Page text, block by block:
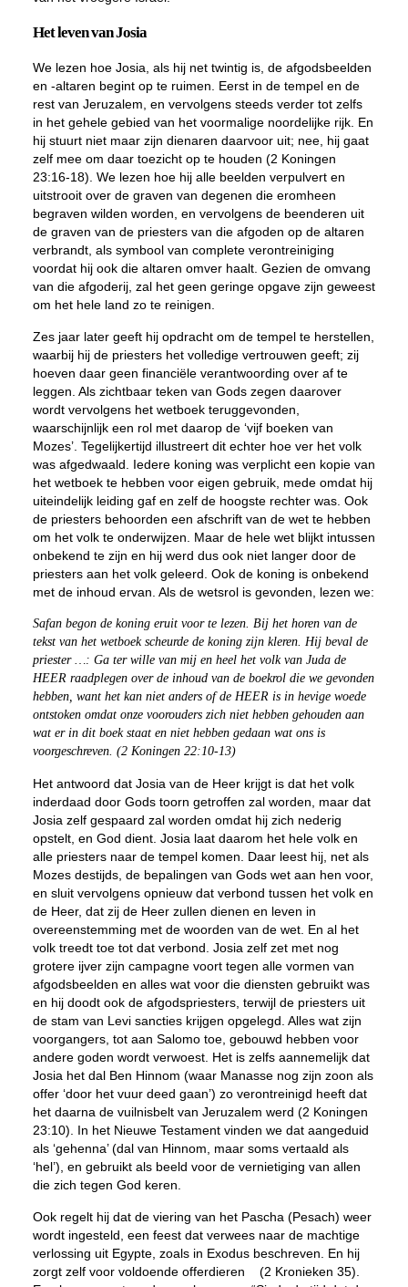
Het leven van Josia
We lezen hoe Josia, als hij net twintig is, de afgodsbeelden
en -altaren begint op te ruimen. Eerst in de tempel en de
rest van Jeruzalem, en vervolgens steeds verder tot zelfs
in het gehele gebied van het voormalige noordelijke rijk. En
hij stuurt niet maar zijn dienaren daarvoor uit; nee, hij gaat
zelf mee om daar toezicht op te houden (2 Koningen
23:16-18). We lezen hoe hij alle beelden verpulvert en
uitstrooit over de graven van degenen die eromheen
begraven wilden worden, en vervolgens de beenderen uit
de graven van de priesters van die afgoden op de altaren
verbrandt, als symbool van complete verontreiniging
voordat hij ook die altaren omver haalt. Gezien de omvang
van die afgoderij, zal het geen geringe opgave zijn geweest
om het hele land zo te reinigen.
Zes jaar later geeft hij opdracht om de tempel te herstellen,
waarbij hij de priesters het volledige vertrouwen geeft; zij
hoeven daar geen financiële verantwoording over af te
leggen. Als zichtbaar teken van Gods zegen daarover
wordt vervolgens het wetboek teruggevonden,
waarschijnlijk een rol met daarop de ‘vijf boeken van
Mozes’. Tegelijkertijd illustreert dit echter hoe ver het volk
was afgedwaald. Iedere koning was verplicht een kopie van
het wetboek te hebben voor eigen gebruik, mede omdat hij
uiteindelijk leiding gaf en zelf de hoogste rechter was. Ook
de priesters behoorden een afschrift van de wet te hebben
om het volk te onderwijzen. Maar de hele wet blijkt intussen
onbekend te zijn en hij werd dus ook niet langer door de
priesters aan het volk geleerd. Ook de koning is onbekend
met de inhoud ervan. Als de wetsrol is gevonden, lezen we:
Safan begon de koning eruit voor te lezen. Bij het horen van de
tekst van het wetboek scheurde de koning zijn kleren. Hij beval de
priester …: Ga ter wille van mij en heel het volk van Juda de
HEER raadplegen over de inhoud van de boekrol die we gevonden
hebben, want het kan niet anders of de HEER is in hevige woede
ontstoken omdat onze voorouders zich niet hebben gehouden aan
wat er in dit boek staat en niet hebben gedaan wat ons is
voorgeschreven. (2 Koningen 22:10-13)
Het antwoord dat Josia van de Heer krijgt is dat het volk
inderdaad door Gods toorn getroffen zal worden, maar dat
Josia zelf gespaard zal worden omdat hij zich nederig
opstelt, en God dient. Josia laat daarom het hele volk en
alle priesters naar de tempel komen. Daar leest hij, net als
Mozes destijds, de bepalingen van Gods wet aan hen voor,
en sluit vervolgens opnieuw dat verbond tussen het volk en
de Heer, dat zij de Heer zullen dienen en leven in
overeenstemming met de woorden van de wet. En al het
volk treedt toe tot dat verbond. Josia zelf zet met nog
grotere ijver zijn campagne voort tegen alle vormen van
afgodsbeelden en alles wat voor die diensten gebruikt was
en hij doodt ook de afgodspriesters, terwijl de priesters uit
de stam van Levi sancties krijgen opgelegd. Alles wat zijn
voorgangers, tot aan Salomo toe, gebouwd hebben voor
andere goden wordt verwoest. Het is zelfs aannemelijk dat
Josia het dal Ben Hinnom (waar Manasse nog zijn zoon als
offer ‘door het vuur deed gaan’) zo verontreinigd heeft dat
het daarna de vuilnisbelt van Jeruzalem werd (2 Koningen
23:10). In het Nieuwe Testament vinden we dat aangeduid
als ‘gehenna’ (dal van Hinnom, maar soms vertaald als
‘hel’), en gebruikt als beeld voor de vernietiging van allen
die zich tegen God keren.
Ook regelt hij dat de viering van het Pascha (Pesach) weer
wordt ingesteld, een feest dat verwees naar de machtige
verlossing uit Egypte, zoals in Exodus beschreven. En hij
zorgt zelf voor voldoende offerdieren (2 Kronieken 35).